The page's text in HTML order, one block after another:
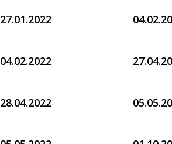
27.01.2022
04.02.2022
28.04.2022